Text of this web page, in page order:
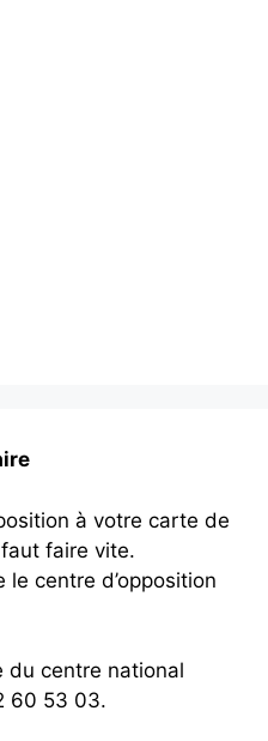
à votre carte de
faire vite.
centre d’opposition
du centre national
60 53 03.